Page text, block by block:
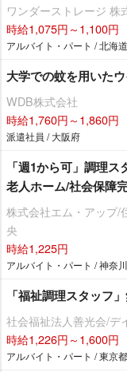
ワンダーストレージ
時給1,075円～1,100円
アルバイト・パート / 北海道
大学での蚊を用いた
WDB株式会社
時給1,760円～1,860円
派遣社員 / 大阪府
「週1から可」調理
老人ホーム/社会保障
株式会社エム・アップ/
央
時給1,225円
アルバイト・パート / 神奈
「福祉調理スタッフ
社会福祉法人善光会/デ
時給1,226円～1,600円
アルバイト・パート / 東京都